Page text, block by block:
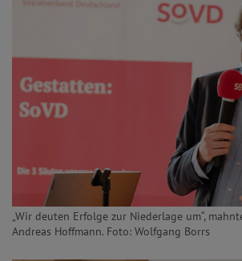
„Wir deuten Erfolge zur Niederlage um“,
Andreas Hoffmann. Foto: Wolfgang Borrs